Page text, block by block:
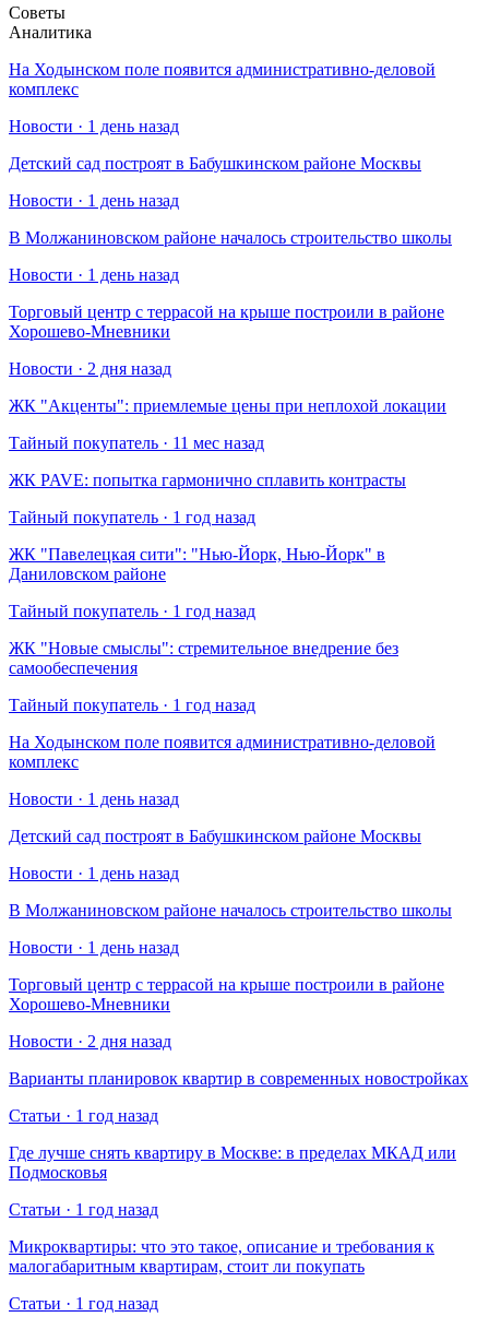
Советы
Аналитика
На Ходынском поле появится административно-деловой
комплекс
Новости · 1 день назад
Детский сад построят в Бабушкинском районе Москвы
Новости · 1 день назад
В Молжаниновском районе началось строительство школы
Новости · 1 день назад
Торговый центр с террасой на крыше построили в районе
Хорошево-Мневники
Новости · 2 дня назад
​ЖК "Акценты": приемлемые цены при неплохой локации
Тайный покупатель · 11 мес назад
​ЖК PAVE: попытка гармонично сплавить контрасты
Тайный покупатель · 1 год назад
​ЖК "Павелецкая сити": "Нью-Йорк, Нью-Йорк" в
Даниловском районе
Тайный покупатель · 1 год назад
​ЖК "Новые смыслы": стремительное внедрение без
самообеспечения
Тайный покупатель · 1 год назад
На Ходынском поле появится административно-деловой
комплекс
Новости · 1 день назад
Детский сад построят в Бабушкинском районе Москвы
Новости · 1 день назад
В Молжаниновском районе началось строительство школы
Новости · 1 день назад
Торговый центр с террасой на крыше построили в районе
Хорошево-Мневники
Новости · 2 дня назад
Варианты планировок квартир в современных новостройках
Статьи · 1 год назад
Где лучше снять квартиру в Москве: в пределах МКАД или
Подмосковья
Статьи · 1 год назад
Микроквартиры: что это такое, описание и требования к
малогабаритным квартирам, стоит ли покупать
Статьи · 1 год назад